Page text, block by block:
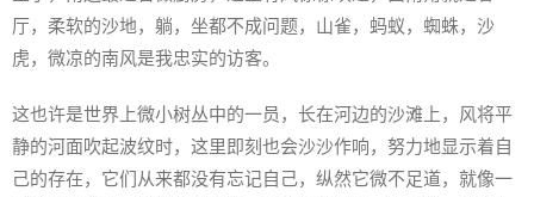
厅，柔软的沙地，躺，坐都不成问题，山雀，蚂蚁，蜘蛛，沙
虎，微凉的南风是我忠实的访客。
这也许是世界上微小树丛中的一员，长在河边的沙滩上，风将平
静的河面吹起波纹时，这里即刻也会沙沙作响，努力地显示着自
己的存在，它们从来都没有忘记自己，纵然它微不足道，就像一